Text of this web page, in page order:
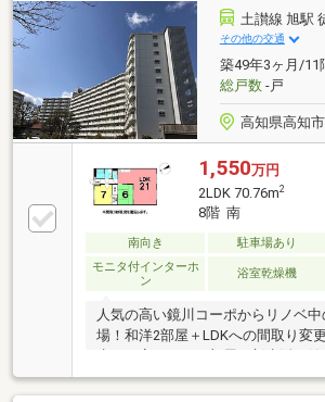
土讃線 旭駅
その他の交通
築49年3ヶ月/11
総戸数-戸
高知県高知
1,550万円
2LDK 70.76m2
8階 南
南向き 駐車場あり
モニタ付インターホ
ン
浴室乾燥機
人気の高い鏡川コーポからリノベ
場！和洋2部屋＋LDKへの間取り変
生まれ変わったお部屋で新生活を始
学校、スーパーやコンビニ等近く